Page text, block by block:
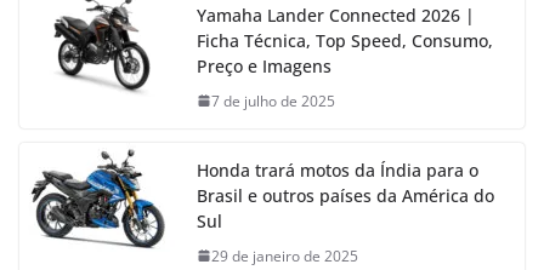
Yamaha Lander Connected 2026 |
Ficha Técnica, Top Speed, Consumo,
Preço e Imagens
7 de julho de 2025
Honda trará motos da Índia para o
Brasil e outros países da América do
Sul
29 de janeiro de 2025